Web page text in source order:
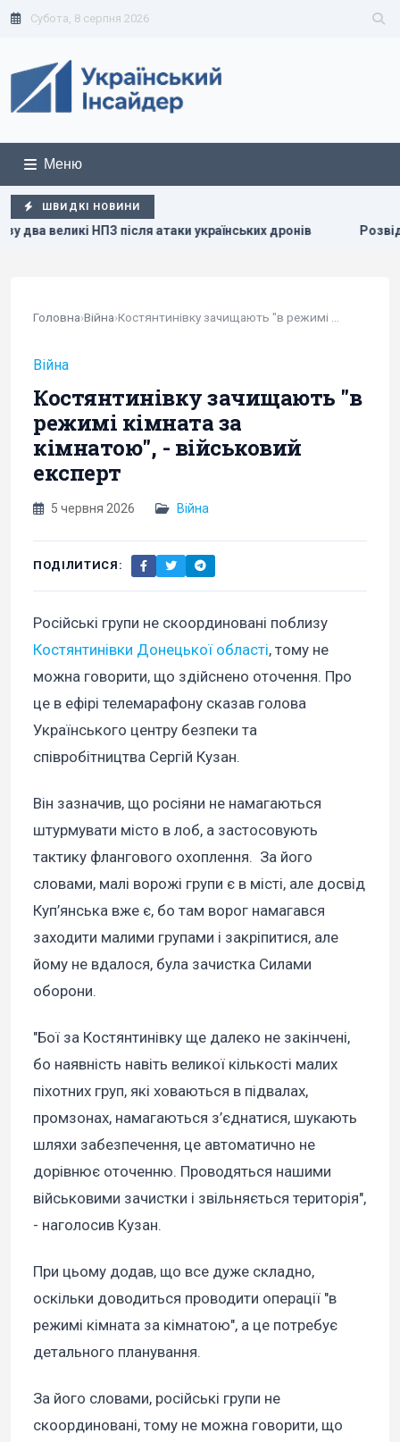
Субота, 8 серпня 2026
Меню
ШВИДКІ НОВИНИ
атаки українських дронів Розвідка США пов’язує з
Головна›Війна›
Війна
Костянтинівку зачищають "в
режимі кімната за
кімнатою", - військовий
експерт
5 червня 2026 Війна
ПОДІЛИТИСЯ:
Російські групи не скоординовані поблизу
Костянтинівки Донецької області, тому не
можна говорити, що здійснено оточення. Про
це в ефірі телемарафону сказав голова
Українського центру безпеки та
співробітництва Сергій Кузан.
Він зазначив, що росіяни не намагаються
штурмувати місто в лоб, а застосовують
тактику флангового охоплення. За його
словами, малі ворожі групи є в місті, але досвід
Куп’янська вже є, бо там ворог намагався
заходити малими групами і закріпитися, але
йому не вдалося, була зачистка Силами
оборони.
"Бої за Костянтинівку ще далеко не закінчені,
бо наявність навіть великої кількості малих
піхотних груп, які ховаються в підвалах,
промзонах, намагаються з’єднатися, шукають
шляхи забезпечення, це автоматично не
дорівнює оточенню. Проводяться нашими
військовими зачистки і звільняється територія",
- наголосив Кузан.
При цьому додав, що все дуже складно,
оскільки доводиться проводити операції "в
режимі кімната за кімнатою", а це потребує
детального планування.
За його словами, російські групи не
скоординовані, тому не можна говорити, що